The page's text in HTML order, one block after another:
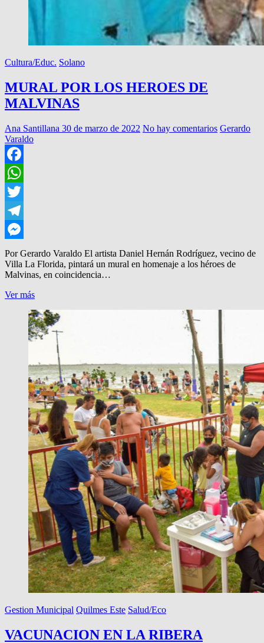
Cultura/Educ. Solano
MURAL POR LOS HEROES DE
MALVINAS
Ana Santillana 30 de marzo de 2022 No hay comentarios Gerardo
Varaldo
Facebook
WhatsApp
Twitter
Telegram
Messenger
Por Gerardo Varaldo El artista Daniel Hernán Rodríguez, vecino de
Villa La Florida, pintará un mural en homenaje a los héroes de
Malvinas, en coincidencia…
Ver másMURAL
LOS
HEROES
DE
MALVINAS
Gestion Municipal Quilmes Este Salud/Eco
VACUNACION EN LA RIBERA